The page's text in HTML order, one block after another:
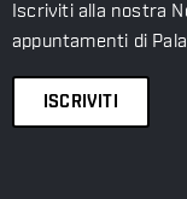
Iscriviti alla nostra
appuntamenti di
ISCRIVITI